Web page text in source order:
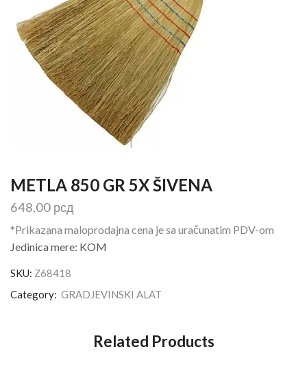
METLA 850 GR 5X ŠIVENA
648,00 рсд
*Prikazana maloprodajna cena je sa uračunatim PDV-om
Jedinica mere: KOM
SKU: Z68418
Category: GRADJEVINSKI ALAT
Related Products